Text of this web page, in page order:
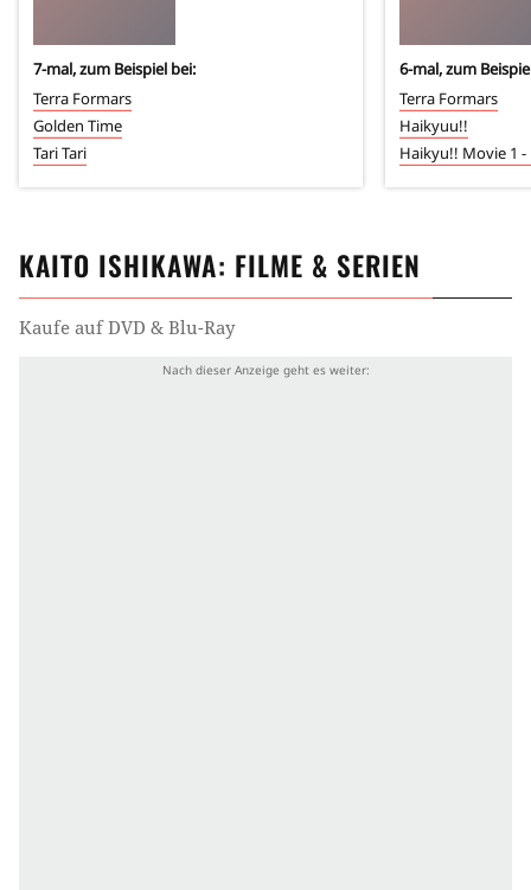
7-mal, zum Beispiel bei:
Terra Formars
Golden Time
Tari Tari
6-mal, zum
Terra Formars
Haikyuu!!
Haikyu!! Movie 1
KAITO ISHIKAWA: FILME & SERIEN
Kaufe auf DVD & Blu-Ray